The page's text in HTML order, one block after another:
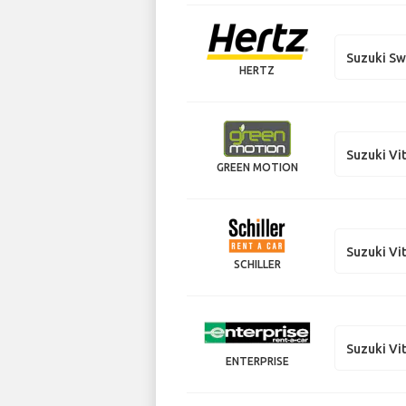
HERTZ
Suzuki
GREEN MOTION
Suzuki
SCHILLER
Suzuki
ENTERPRISE
Suzuki